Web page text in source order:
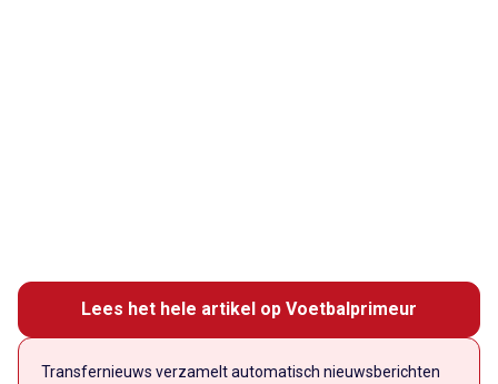
Lees het hele artikel op Voetbalprimeur
Transfernieuws verzamelt automatisch nieuwsberichten